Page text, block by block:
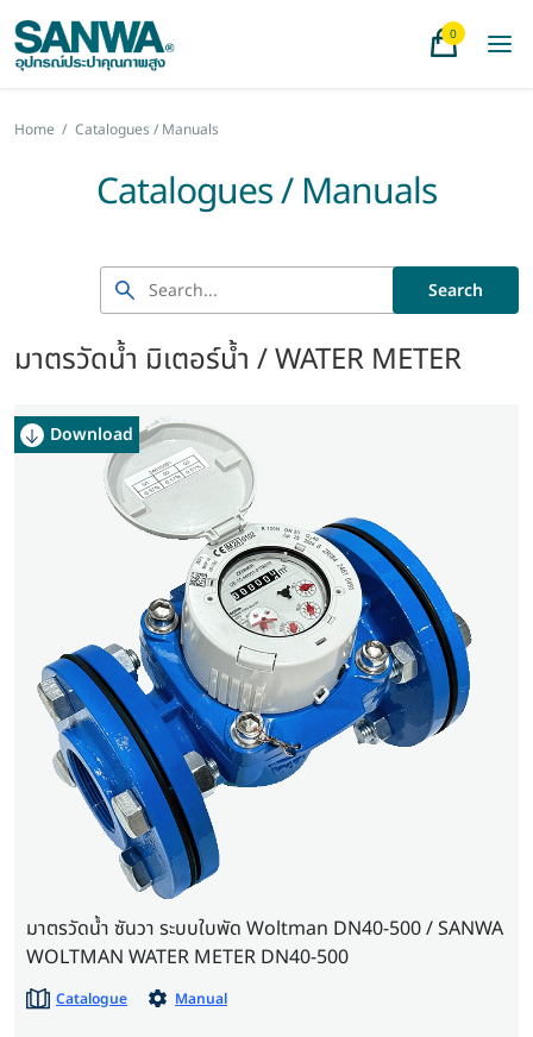
0
Home / Catalogues / Manuals
Catalogues / Manuals
Search
มาตรวัดน้ำ มิเตอร์น้ำ / WATER METER
Download
มาตรวัดน้ำ ซันวา ระบบใบพัด Woltman DN40-500 / SANWA
WOLTMAN WATER METER DN40-500
Catalogue Manual
Download
Download
Download
Download
Download
Download
Download
Download